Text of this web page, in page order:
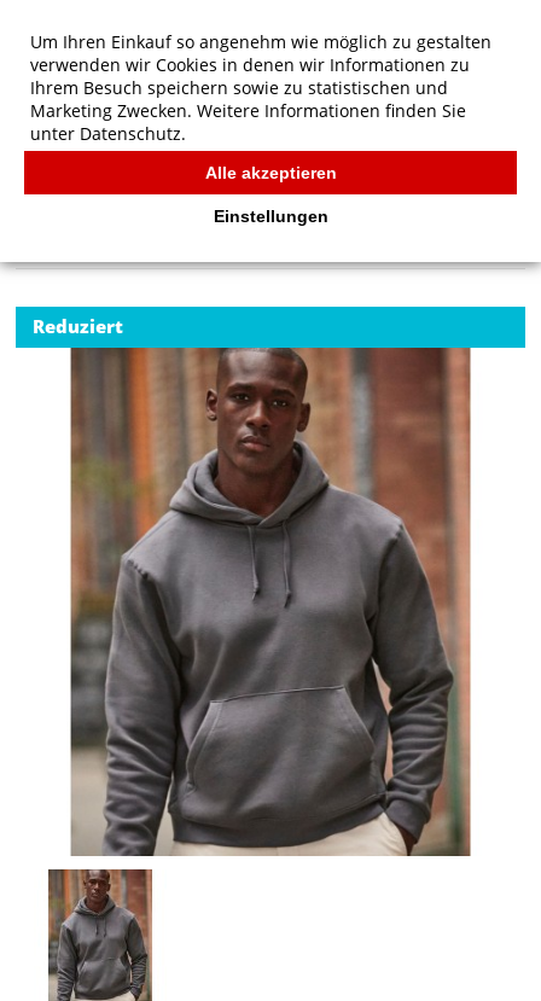
B&C Hooded Sweatshirt
Reduziert
Um Ihren Einkauf so angenehm wie möglich zu gestalten
verwenden wir Cookies in denen wir Informationen zu
Ihrem Besuch speichern sowie zu statistischen und
Marketing Zwecken. Weitere Informationen finden Sie
unter Datenschutz.
Alle akzeptieren
Einstellungen